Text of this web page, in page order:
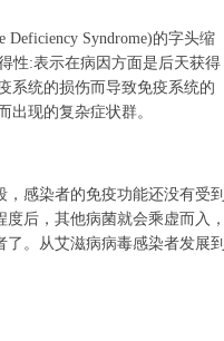
Syndrome)的字头缩
性:表示在病因方面是后天获得
系统的损伤而导致免疫系统的
现的复杂症状群。
感染者的免疫功能还没有受到
后，其他病菌就会乘虚而入，
。从艾滋病病毒感染者发展到